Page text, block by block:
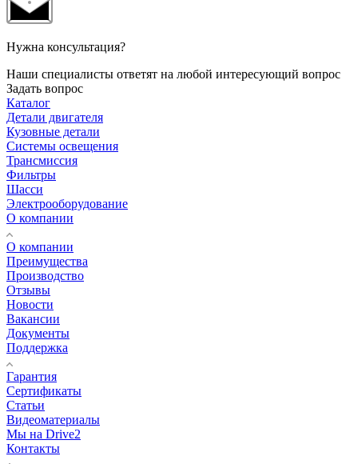
Нужна консультация?
Наши специалисты ответят на любой интересующий вопрос
Задать вопрос
Каталог
Детали двигателя
Кузовные детали
Системы освещения
Трансмиссия
Фильтры
Шасси
Электрооборудование
О компании
О компании
Преимущества
Производство
Отзывы
Новости
Вакансии
Документы
Поддержка
Гарантия
Сертификаты
Статьи
Видеоматериалы
Мы на Drive2
Контакты